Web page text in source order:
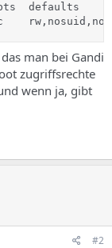
defaults
man bei Gandi
zugriffsrechte
wenn ja, gibt
#2